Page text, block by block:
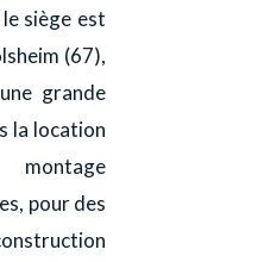
siège est
(67),
grande
la location
pour des